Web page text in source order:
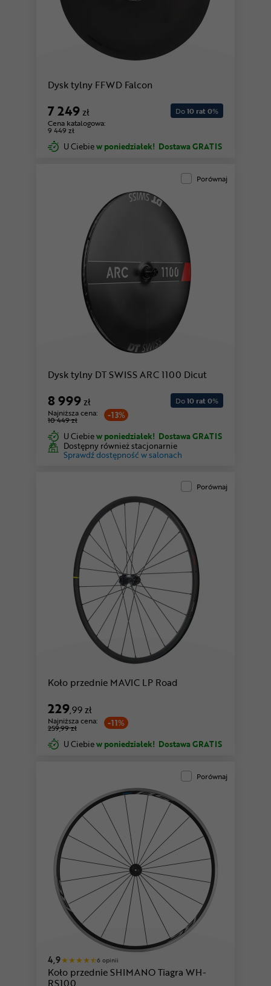
Dysk tylny FFWD Falcon
7 249zł
Cena katalogowa:
9 449 zł
Do10 rat 0%
U Ciebiew poniedziałek! Dostawa GRATIS
Porównaj
Dysk tylny DT SWISS ARC 1100 Dicut
8 999zł
-13%
Najniższa cena:
10 449 zł
Do10 rat 0%
U Ciebiew poniedziałek! Dostawa GRATIS
Dostępny również stacjonarnie
Sprawdź dostępność w salonach
Porównaj
Koło przednie MAVIC LP Road
229,99 zł
-11%
Najniższa cena:
259,99 zł
U Ciebiew poniedziałek! Dostawa GRATIS
Porównaj
4,9 6 opinii
Koło przednie SHIMANO Tiagra WH-
RS100